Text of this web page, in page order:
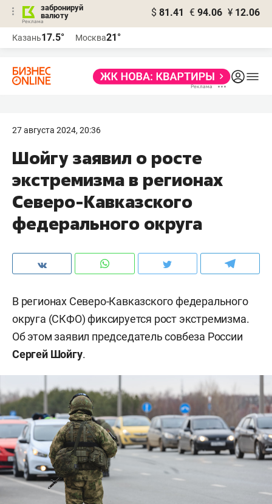
забронируй
валюту
$ 81.41 € 94.06 ¥ 12.06
Казань17.5° Москва21°
27 августа 2024, 20:36
Шойгу заявил о росте
экстремизма в регионах
Северо-Кавказского
федерального округа
В регионах Северо-Кавказского федерального
округа (СКФО) фиксируется рост экстремизма.
Об этом заявил председатель совбеза России
Сергей Шойгу.